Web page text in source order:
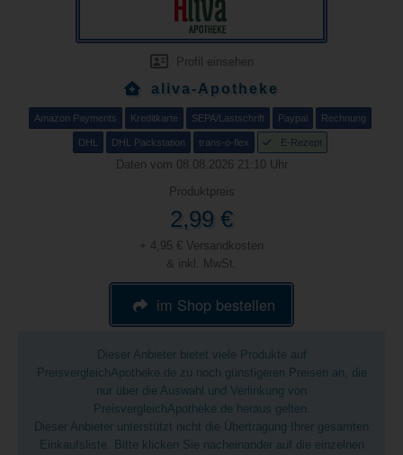
Profil einsehen
aliva-Apotheke
Amazon Payments Kreditkarte SEPA/Lastschrift Paypal Rechnung
DHL DHL Packstation trans-o-flex E-Rezept
Daten vom 08.08.2026 21:10 Uhr
Produktpreis
2,99 €
+ 4,95 € Versandkosten
& inkl. MwSt.
im Shop bestellen
Dieser Anbieter bietet viele Produkte auf
PreisvergleichApotheke.de zu noch günstigeren Preisen an, die
nur über die Auswahl und Verlinkung von
PreisvergleichApotheke.de heraus gelten.
Dieser Anbieter unterstützt nicht die Übertragung Ihrer gesamten
Einkaufsliste. Bitte klicken Sie nacheinander auf die einzelnen